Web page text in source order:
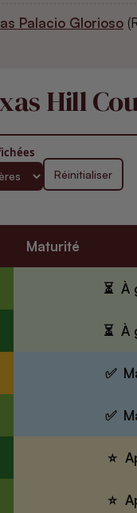
Palacio Glorioso
Hill
Réinitialiser
Maturité
À
À